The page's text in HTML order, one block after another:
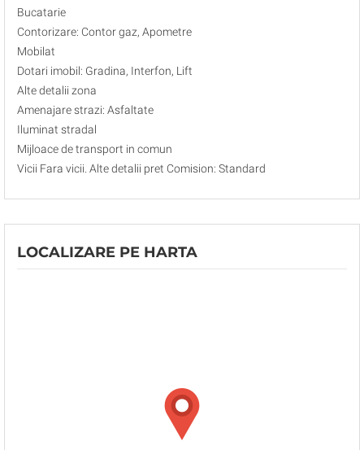
Bucatarie
Contorizare: Contor gaz, Apometre
Mobilat
Dotari imobil: Gradina, Interfon, Lift
Alte detalii zona
Amenajare strazi: Asfaltate
Iluminat stradal
Mijloace de transport in comun
Vicii Fara vicii. Alte detalii pret Comision: Standard
LOCALIZARE PE HARTA